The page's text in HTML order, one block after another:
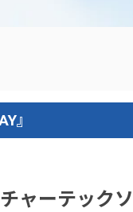
』
ャーテック